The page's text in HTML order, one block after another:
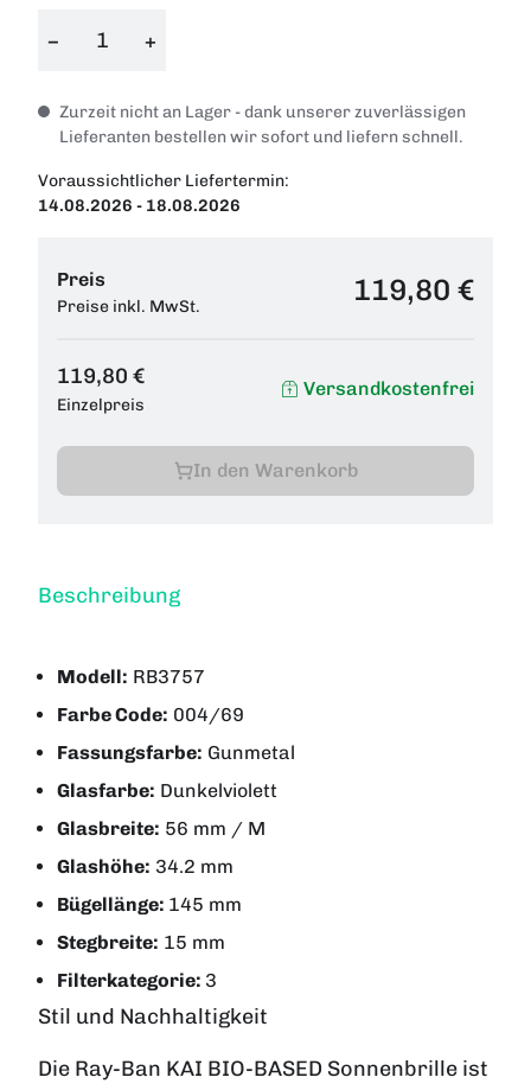
− +
Zurzeit nicht an Lager - dank unserer zuverlässigen
Lieferanten bestellen wir sofort und liefern schnell.
Voraussichtlicher Liefertermin:
14.08.2026 - 18.08.2026
Preis
Preise inkl. MwSt. 119,80 €
119,80 €
Einzelpreis
Versandkostenfrei
In den Warenkorb
Beschreibung
Modell: RB3757
Farbe Code: 004/69
Fassungsfarbe: Gunmetal
Glasfarbe: Dunkelviolett
Glasbreite: 56 mm / M
Glashöhe: 34.2 mm
Bügellänge: 145 mm
Stegbreite: 15 mm
Filterkategorie: 3
Stil und Nachhaltigkeit
Die Ray-Ban KAI BIO-BASED Sonnenbrille ist